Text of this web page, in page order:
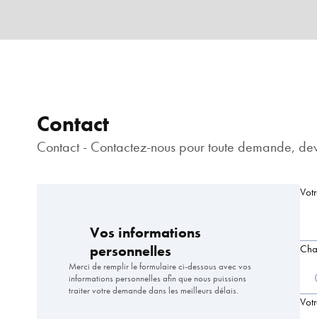
Contact
Contact - Contactez-nous pour toute demande,
Vos informations
personnelles
Merci de remplir le formulaire ci-dessous avec vos
informations personnelles afin que nous puissions
traiter votre demande dans les meilleurs délais.